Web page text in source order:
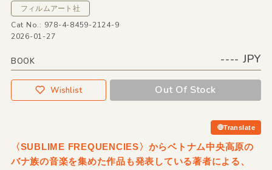
フィルムアート社
Cat No.: 978-4-8459-2124-9
2026-01-27
BOOK ---- JPY
Wishlist Out Of Stock
Translate
〈SUBLIME FREQUENCIES〉からベトナム中央高原の
バナ族の音楽を集めた作品も発表している著者による、